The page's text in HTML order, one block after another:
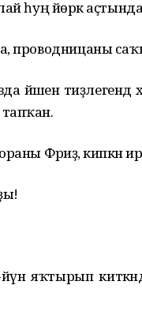
һуң йөрәк
проводницаны
йәшен
Фәриҙә, кипкән
яҡтырып